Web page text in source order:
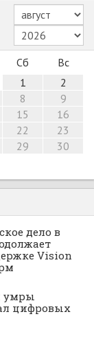
Сб
Вс
1
2
8
9
15
16
22
23
29
30
дело в
Vision
умры
цифровых